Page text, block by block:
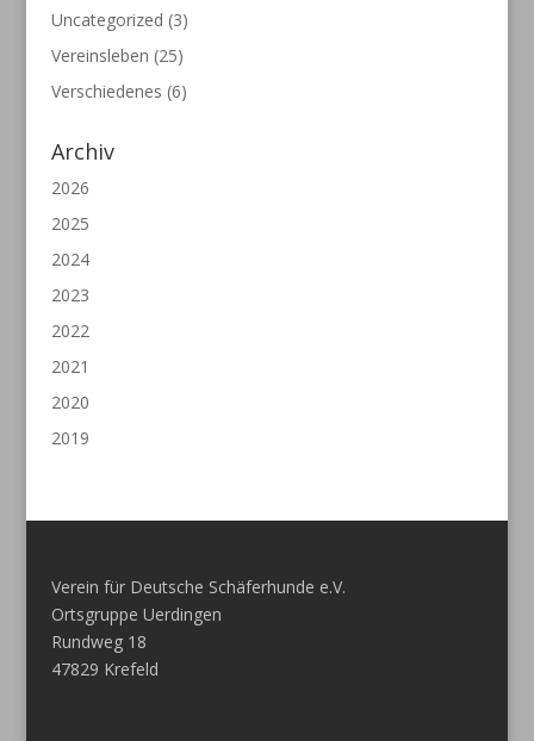
Uncategorized (3)
Vereinsleben (25)
Verschiedenes (6)
Archiv
2026
2025
2024
2023
2022
2021
2020
2019
Verein für Deutsche Schäferhunde e.V.
Ortsgruppe Uerdingen
Rundweg 18
47829 Krefeld